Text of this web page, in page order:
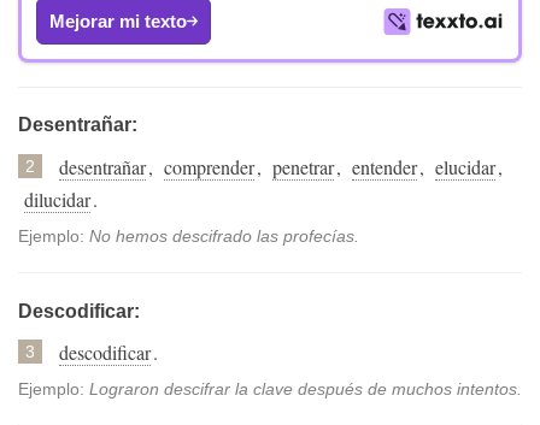
Mejorar mi texto
Desentrañar:
2 desentrañar, comprender, penetrar, entender, elucidar,
dilucidar.
Ejemplo: No hemos descifrado las profecías.
Descodificar:
3 descodificar.
Ejemplo: Lograron descifrar la clave después de muchos intentos.